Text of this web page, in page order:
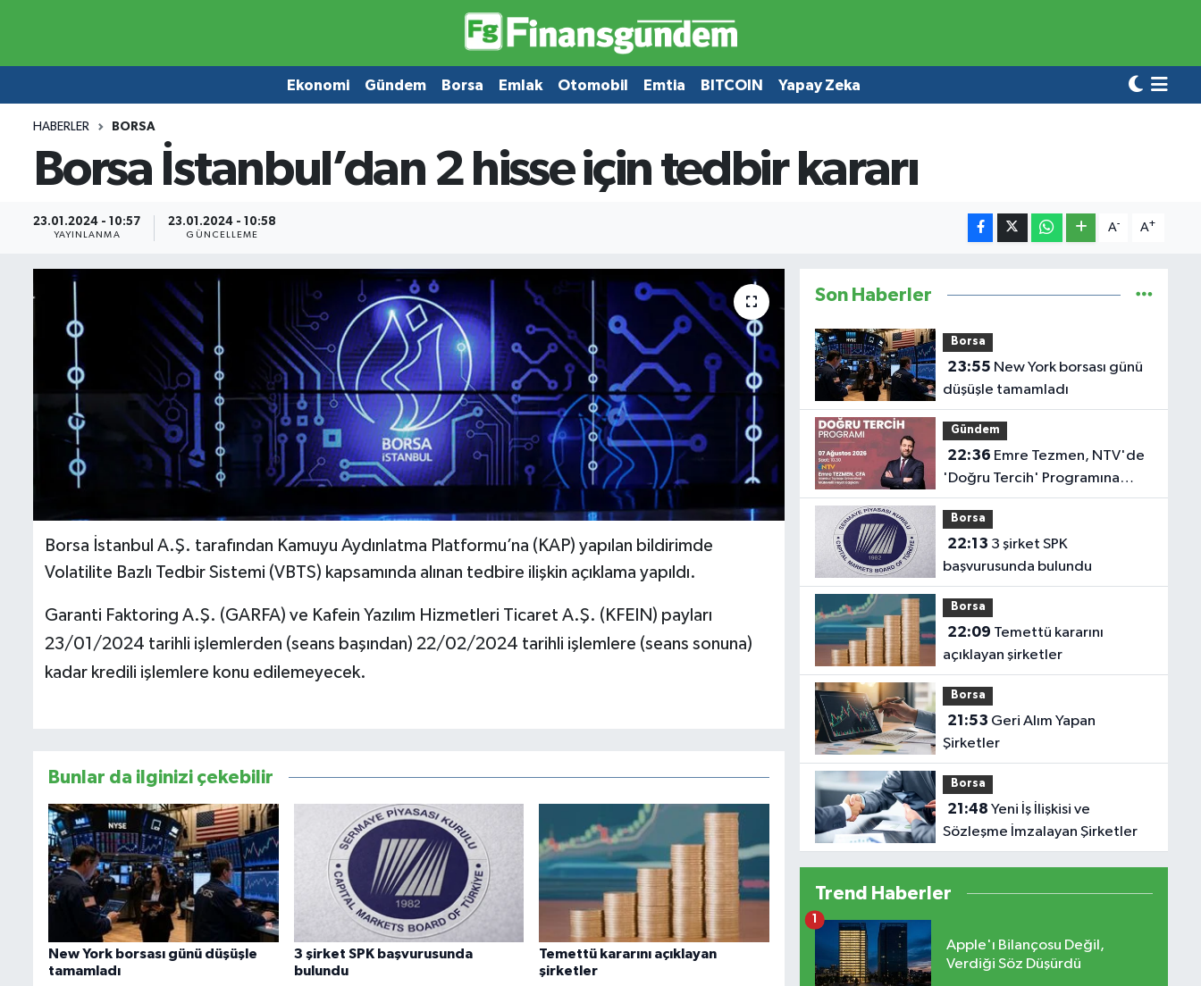
Ekonomi Gündem Borsa Emlak Otomobil Emtia BITCOIN Yapay Zeka
HABERLER BORSA
Borsa İstanbul’dan 2 hisse için tedbir kararı
23.01.2024 - 10:57
YAYINLANMA
23.01.2024 - 10:58
GÜNCELLEME
A- A+
Borsa İstanbul A.Ş. tarafından Kamuyu Aydınlatma Platformu’na (KAP) yapılan bildirimde
Volatilite Bazlı Tedbir Sistemi (VBTS) kapsamında alınan tedbire ilişkin açıklama yapıldı.
Garanti Faktoring A.Ş. (GARFA) ve Kafein Yazılım Hizmetleri Ticaret A.Ş. (KFEIN) payları
23/01/2024 tarihli işlemlerden (seans başından) 22/02/2024 tarihli işlemlere (seans sonuna)
kadar kredili işlemlere konu edilemeyecek.
Bunlar da ilginizi çekebilir
New York borsası günü düşüşle
tamamladı
3 şirket SPK başvurusunda
bulundu
Temettü kararını açıklayan
şirketler
Son Haberler
Borsa
23:55
düşüşle tamamladı
Gündem
22:36
'Doğru Tercih' Programına
Konuk Olacak
Borsa
22:13
başvurusunda bulundu
Borsa
22:09
açıklayan şirketler
Borsa
21:53
Şirketler
Borsa
21:48
Sözleşme İmzalayan Şirketler
Trend Haberler
Apple'ı Bilançosu Değil,
Verdiği Söz Düşürdü
1
Ekonomi
Borsa
Otomobil
Gizlilik Sözleşmesi
Hakkımızda
İletişim
Künye
Yasal Uyarı
Ekonomi
Borsa
Emtia
BITCOIN
Yapay Zeka